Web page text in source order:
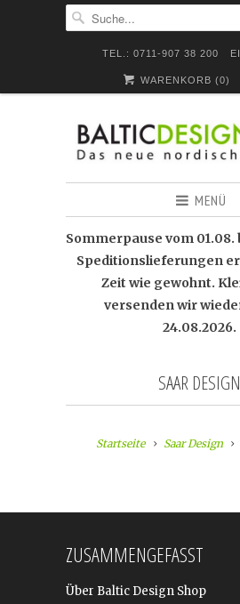
TEL.: 0711-907 38 200
WARENKORB (0)
MENÜ
Sommerpause vom 01.08.
Speditionslieferungen
Zeit wie gewohnt.
versenden wir
24.08.2026.
SAAR DESIGN
Startseite Saar Design
ZUSAMMENGEFASST
Über Baltic Design Shop